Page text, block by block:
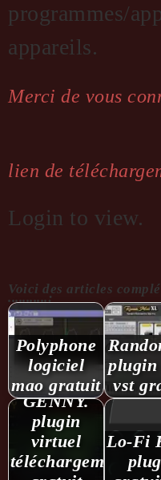
programmes/
appareils.
Merci de vous
lien de
Login to view.
Voici des articles
...........:
Polyphone
logiciel
mao gratuit
plugin
vst
GENNY.
plugin
virtuel
téléchargement
Lo-Fi